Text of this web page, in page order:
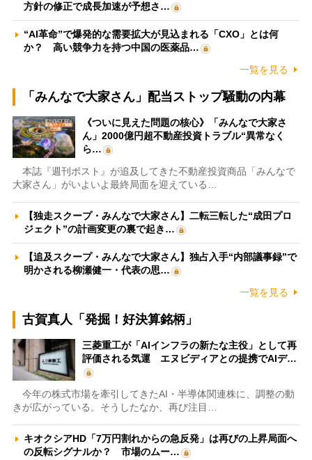
方針の修正で成長加速が予想さ…
“AI革命”で爆発的な需要拡大が見込まれる「CXO」とは何
か？ 高い競争力を持つ中国の医薬品…
一覧を見る
「みんなで大家さん」配当ストップ騒動の内幕
《ついに見えた問題の核心》「みんなで大家さ
ん」2000億円超不動産投資トラブル“異常なく
ら…
本誌『週刊ポスト』が追及してきた不動産投資商品「みんなで
大家さん」がいよいよ最終局面を迎えている…
【独走スクープ・みんなで大家さん】二転三転した“成田プロ
ジェクト”の計画変更の裏で起き…
【追及スクープ・みんなで大家さん】独占入手“内部議事録”で
明かされる柳瀬健一・代表の思…
一覧を見る
古賀真人「発掘！好決算銘柄」
三菱重工が「AIインフラの新たな主役」として再
評価される気運 エヌビディアとの提携でAIデ…
今年の株式市場を牽引してきたAI・半導体関連株に、調整の動
きが広がっている。そうしたなか、再び注目…
キオクシアHD「7万円割れからの急反発」は再びの上昇局面へ
の反転シグナルか？ 市場のムー…